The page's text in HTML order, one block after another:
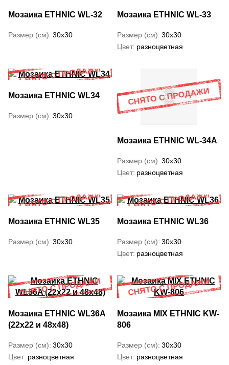
Мозаика ETHNIC WL-32
Размер (см) 30x30
Мозаика ETHNIC WL-33
Размер (см) 30x30
Цвет разноцветная
Мозаика ETHNIC WL34
Размер (см) 30x30
Мозаика ETHNIC WL-34А
Размер (см) 30x30
Цвет разноцветная
Мозаика ETHNIC WL35
Размер (см) 30x30
Мозаика ETHNIC WL36
Размер (см) 30x30
Цвет разноцветная
Мозаика ETHNIC WL36A
(22x22 и 48х48)
Размер (см) 30x30
Цвет разноцветная
Мозаика MIX ETHNIC KW-
806
Размер (см) 30x30
Цвет разноцветная